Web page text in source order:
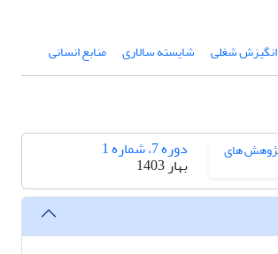
انگیزش شغلی شایسته سالاری منابع انسانی
دوره 7، شماره 1
بهار 1403